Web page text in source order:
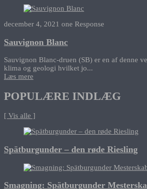
december 4, 2021 one Response
Sauvignon Blanc
Sauvignon Blanc-druen (SB) er en af denne
klima og geologi hvilket jo...
Læs mere
POPULÆRE INDLÆG
[ Vis alle ]
Spätburgunder – den røde Riesling
Smagning: Spätburgunder